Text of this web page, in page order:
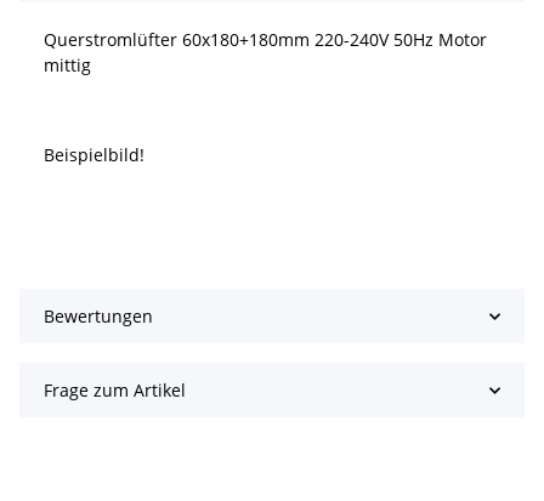
Querstromlüfter 60x180+180mm 220-240V 50Hz Motor
mittig
Beispielbild!
Bewertungen
Frage zum Artikel